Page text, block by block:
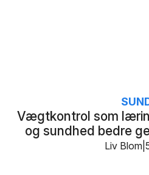
Vægtkontrol som
og sundhed bedre
Liv Blom